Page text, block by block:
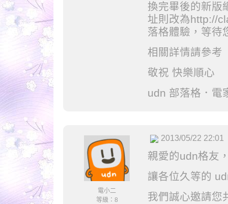
換完畢後的新版
址則改為http://
落格體驗，等待
相關詳情請參考
敬祝 快樂順心
udn 部落格．電
電小二
等級：8
2013/05/22 22:01
親愛的udn格友
讓各位久等的
我們誠心邀請您